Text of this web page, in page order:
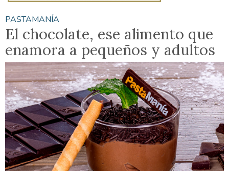
PASTAMANÍA
El chocolate, ese alimento que
enamora a pequeños y adultos